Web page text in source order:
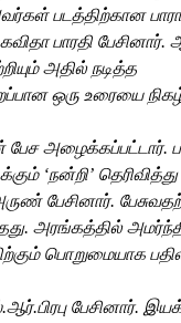
படத்திற்கான
கவிதா பாரதி பேசினார்.
அதில் நடித்த
ஒரு உரையை
பேச அழைக்கப்பட்டார்.
‘நன்றி’ தெரிவித்து
பேசினார்.
. அரங்கத்தில்
பொறுமையாக
.ஆர்.பிரபு பேசினார்.